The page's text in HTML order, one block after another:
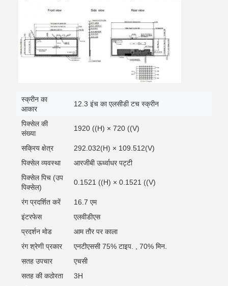
स्क्रीन का
आकार
12.3 इंच का एलसीडी टच स्क्रीन
पिक्सेल की
संख्या
1920 ((H) × 720 ((V)
सक्रिय क्षेत्र
292.032(H) × 109.512(V)
पिक्सेल व्यवस्था
आरजीबी ऊर्ध्वाधर पट्टी
पिक्सेल पिच (उप
पिक्सेल)
0.1521 ((H) × 0.1521 ((V)
रंग प्रदर्शित करें
16.7 एम
इंटरफेस
एलवीडीएस
प्रदर्शन मोड
आम तौर पर काला
रंग श्रेणी प्रकार
एनटीएससी 75% टाइप. , 70% मिन.
सतह उपचार
एचसी
सतह की कठोरता
3H